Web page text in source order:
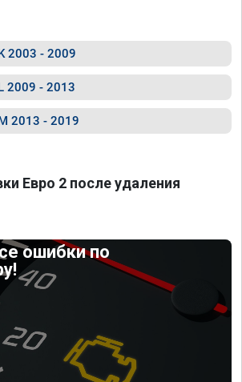
2003 - 2009
2009 - 2013
2013 - 2019
Евро 2 после удаления
ошибки по